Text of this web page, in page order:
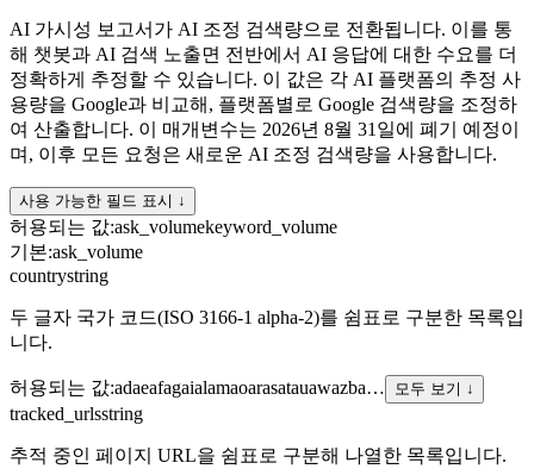
AI 가시성 보고서가 AI 조정 검색량으로 전환됩니다. 이를 통
해 챗봇과 AI 검색 노출면 전반에서 AI 응답에 대한 수요를 더
정확하게 추정할 수 있습니다. 이 값은 각 AI 플랫폼의 추정 사
용량을 Google과 비교해, 플랫폼별로 Google 검색량을 조정하
여 산출합니다. 이 매개변수는 2026년 8월 31일에 폐기 예정이
며, 이후 모든 요청은 새로운 AI 조정 검색량을 사용합니다.
사용 가능한 필드 표시 ↓
허용되는 값:ask_volumekeyword_volume
기본:ask_volume
countrystring
두 글자 국가 코드(ISO 3166-1 alpha-2)를 쉼표로 구분한 목록입
니다.
허용되는 값:adaeafagaialamaoarasatauawazba… 모두 보기 ↓
tracked_urlsstring
추적 중인 페이지 URL을 쉼표로 구분해 나열한 목록입니다.